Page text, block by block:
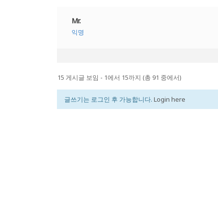
Mr.
익명
15 게시글 보임 - 1에서 15까지 (총 91 중에서)
글쓰기는 로그인 후 가능합니다. Login here